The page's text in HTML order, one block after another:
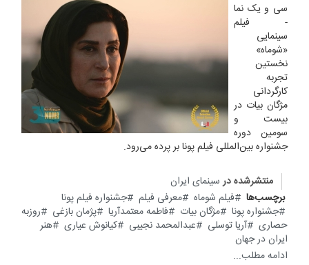
سی و یک نما
- فیلم
سینمایی
«شوماه»
نخستین
تجربه
کارگردانی
مژگان بیات در
بیست و
سومین دوره
جشنواره بین‌المللی فیلم پونا بر پرده می‌رود.
منتشرشده در سینمای ایران
برچسب‌ها
فیلم شوماه معرفی فیلم
جشنواره فیلم پونا
جشنواره پونا
مژگان بیات فاطمه معتمدآریا پژمان بازغی
روزبه
حصاری
آریا توسلی عبدالمحمد نجیبی کیانوش عیاری
هنر
ایران در جهان
ادامه مطلب...